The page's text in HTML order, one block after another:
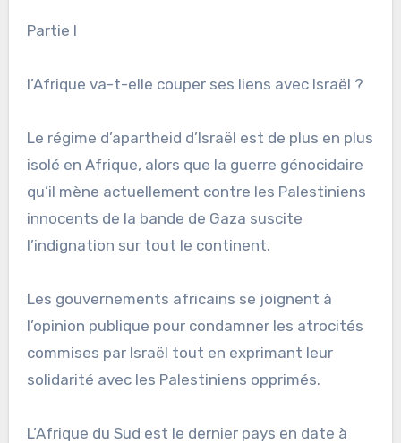
Partie I
l’Afrique va-t-elle couper ses liens avec Israël ?
Le régime d’apartheid d’Israël est de plus en plus
isolé en Afrique, alors que la guerre génocidaire
qu’il mène actuellement contre les Palestiniens
innocents de la bande de Gaza suscite
l’indignation sur tout le continent.
Les gouvernements africains se joignent à
l’opinion publique pour condamner les atrocités
commises par Israël tout en exprimant leur
solidarité avec les Palestiniens opprimés.
L’Afrique du Sud est le dernier pays en date à